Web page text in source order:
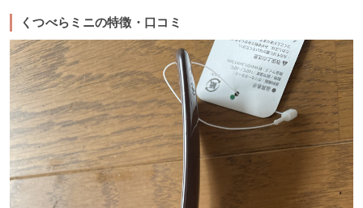
くつべらミニの特徴・口コミ